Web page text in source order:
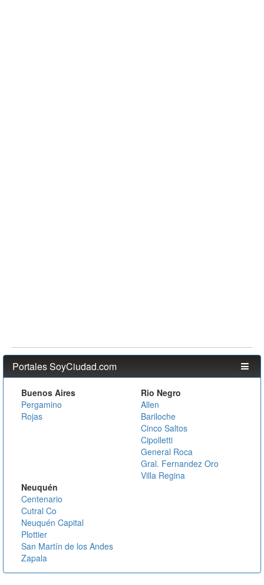
Portales SoyCiudad.com
Buenos Aires
Pergamino
Rojas
Rio Negro
Allen
Bariloche
Cinco Saltos
Cipolletti
General Roca
Gral. Fernandez Oro
Villa Regina
Neuquén
Centenario
Cutral Co
Neuquén Capital
Plottier
San Martín de los Andes
Zapala